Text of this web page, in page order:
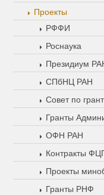
Проекты
РФФИ
Роснаука
Президиум
СПбНЦ РАН
Совет по
Гранты
ОФН РАН
Контракты
Проекты
Гранты РНФ